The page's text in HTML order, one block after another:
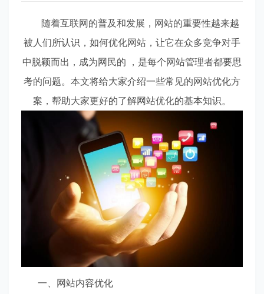
随着互联网的普及和发展，网站的重要性越来越
被人们所认识，如何优化网站，让它在众多竞争对手
中脱颖而出，成为网民的 ，是每个网站管理者都要思
考的问题。本文将给大家介绍一些常见的网站优化方
案，帮助大家更好的了解网站优化的基本知识。
一、网站内容优化